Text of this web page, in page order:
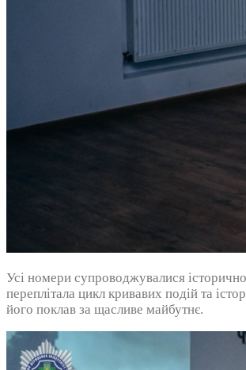
Усі номери супроводжувалися
переплітала цикл кривавих подій та
його поклав за щасливе майбутнє.